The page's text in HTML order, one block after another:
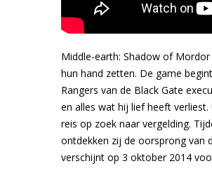
Middle-earth: Shadow of
hun hand zetten. De game
Rangers van de Black Gate
en alles wat hij lief heeft
reis op zoek naar vergelding.
ontdekken zij de oorsprong van
verschijnt op 3 oktober 2014